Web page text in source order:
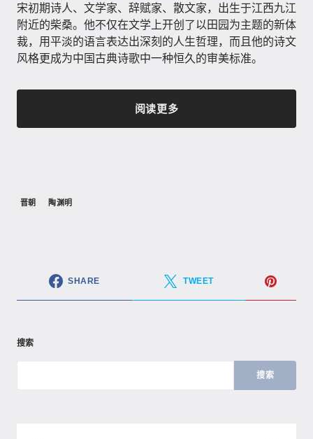
宋初期诗人、文学家、辞赋家、散文家，出生于江西九江
附近的柴桑。他不仅在文学上开创了以田园为主题的新体
裁，用平淡的语言表达出深刻的人生哲理，而且他的诗文
风格更成为中国古典诗歌中一种恒久的审美标准。
阅读更多
晋朝 陶渊明
SHARE TWEET
搜索
搜索